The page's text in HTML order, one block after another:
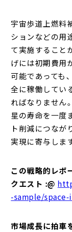
宇宙歩道上燃料
ションなどの用
て実施すること
げには初期費用
可能であっても
全に稼働してい
ればなりません
星の寿命を一度
ト削減につなが
実現に寄与します
この戦略的レポ
クエスト :@
-sample/
市場成長に拍車